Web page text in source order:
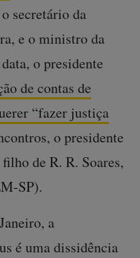
secretário da
e o ministro da
o presidente
de contas de
“fazer justiça
o presidente
de R. R. Soares,
SP).
a
é uma dissidência